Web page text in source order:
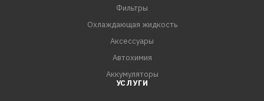
Фильтры
Охлаждающая жидкость
Аксессуары
Автохимия
Аккумуляторы
УСЛУГИ